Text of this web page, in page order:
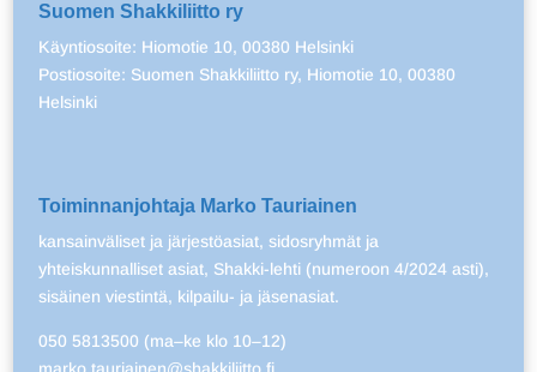
Suomen Shakkiliitto ry
Käyntiosoite: Hiomotie 10, 00380 Helsinki
Postiosoite: Suomen Shakkiliitto ry, Hiomotie 10, 00380
Helsinki
Toiminnanjohtaja Marko Tauriainen
kansainväliset ja järjestöasiat, sidosryhmät ja
yhteiskunnalliset asiat, Shakki-lehti (numeroon 4/2024 asti),
sisäinen viestintä, kilpailu- ja jäsenasiat.
050 5813500 (ma–ke klo 10–12)
marko.tauriainen@shakkiliitto.fi